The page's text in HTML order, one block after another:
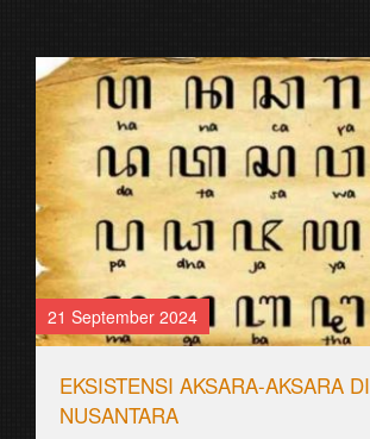
21 September 2024
EKSISTENSI AKSARA-AKSARA DI
NUSANTARA